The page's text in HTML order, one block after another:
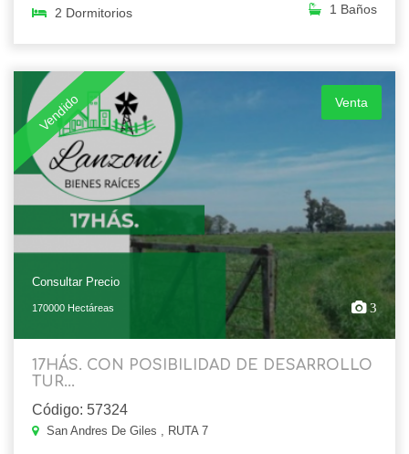
2 Dormitorios 1 Baños
Vendido Venta
Consultar Precio
170000 Hectáreas 3
17HÁS. CON POSIBILIDAD DE DESARROLLO
TUR...
Código: 57324
San Andres De Giles , RUTA 7